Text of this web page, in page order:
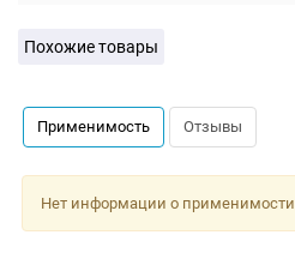
Похожие товары
Применимость Отзывы
Нет информации о применимости